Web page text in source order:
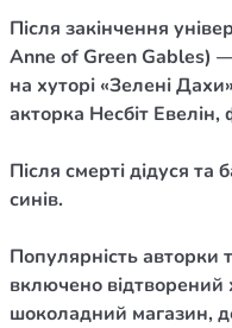
Після закінчення
Anne of Green Gables)
на хуторі «Зелені
акторка Несбіт Евелін,
Після смерті дідуся
синів.
Популярність авторки
включено відтворений
шоколадний магазин,